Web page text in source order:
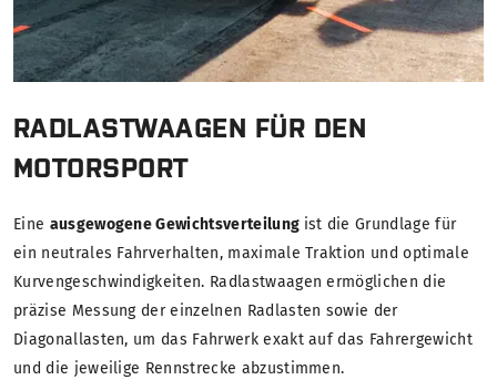
RADLASTWAAGEN FÜR DEN
MOTORSPORT
Eine ausgewogene Gewichtsverteilung ist die Grundlage für
ein neutrales Fahrverhalten, maximale Traktion und optimale
Kurvengeschwindigkeiten. Radlastwaagen ermöglichen die
präzise Messung der einzelnen Radlasten sowie der
Diagonallasten, um das Fahrwerk exakt auf das Fahrergewicht
und die jeweilige Rennstrecke abzustimmen.